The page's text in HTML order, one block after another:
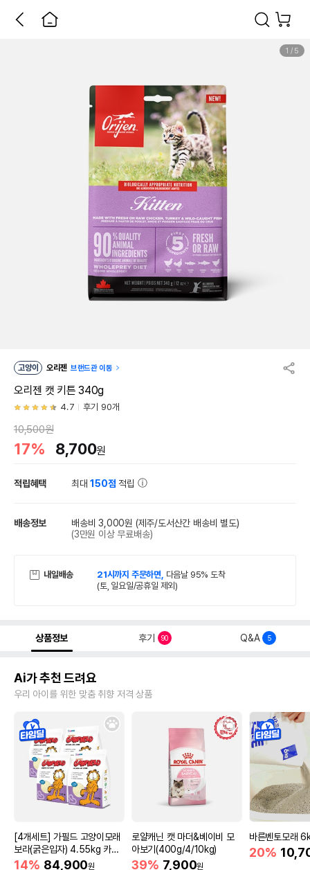
1 / 5
고양이 오리젠 브랜드관 이동
오리젠 캣 키튼 340g
4.7 후기 90개
10,500원
17% 8,700원
적립혜택 최대150점 적립
배송정보 배송비 3,000원 (제주/도서산간 배송비 별도)
(3만원 이상 무료배송)
내일배송 21시까지 주문하면, 다음날 95% 도착
(토, 일요일/공휴일 제외)
상품정보 후기 90 Q&A 5
Ai가 추천 드려요
우리 아이를 위한 맞춤 취향 저격 상품
[4개세트] 가필드 고양이모래
보라(굵은입자) 4.55kg 카사
바모래
14% 84,900원
로얄캐닌 캣 마더&베이비 모
아보기(400g/4/10kg)
39% 7,900원
바른벤토모래
20%